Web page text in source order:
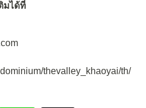
มได้ที่
thevalley_khaoyai/th/